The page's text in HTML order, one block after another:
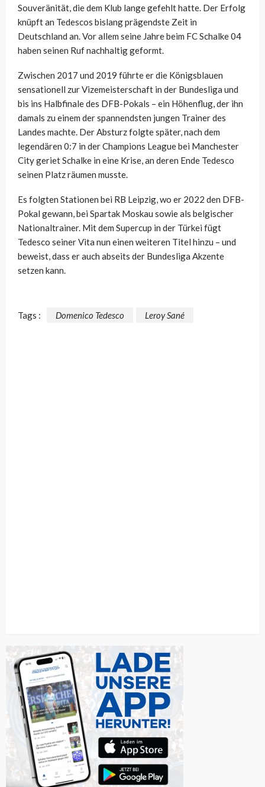
Souveränität, die dem Klub lange gefehlt hatte. Der Erfolg
knüpft an Tedescos bislang prägendste Zeit in
Deutschland an. Vor allem seine Jahre beim FC Schalke 04
haben seinen Ruf nachhaltig geformt.
Zwischen 2017 und 2019 führte er die Königsblauen
sensationell zur Vizemeisterschaft in der Bundesliga und
bis ins Halbfinale des DFB-Pokals – ein Höhenflug, der ihn
damals zu einem der spannendsten jungen Trainer des
Landes machte. Der Absturz folgte später, nach dem
legendären 0:7 in der Champions League bei Manchester
City geriet Schalke in eine Krise, an deren Ende Tedesco
seinen Platz räumen musste.
Es folgten Stationen bei RB Leipzig, wo er 2022 den DFB-
Pokal gewann, bei Spartak Moskau sowie als belgischer
Nationaltrainer. Mit dem Supercup in der Türkei fügt
Tedesco seiner Vita nun einen weiteren Titel hinzu – und
beweist, dass er auch abseits der Bundesliga Akzente
setzen kann.
Tags : Domenico Tedesco Leroy Sané